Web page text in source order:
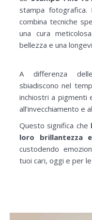
stampa fotografica.
combina tecniche
una cura
bellezza e una
A differenza
sbiadiscono nel
inchiostri a pigmenti
all’invecchiamento e
Questo significa che
loro brillantezza
custodendo
tuoi cari, oggi e per